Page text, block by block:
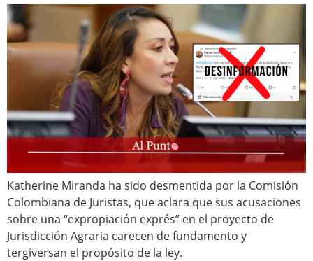
Katherine Miranda ha sido desmentida por la Comisión
Colombiana de Juristas, que aclara que sus acusaciones
sobre una “expropiación exprés” en el proyecto de
Jurisdicción Agraria carecen de fundamento y
tergiversan el propósito de la ley.